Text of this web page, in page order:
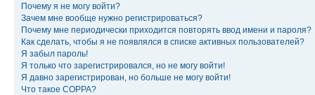
Почему я не могу войти?
Зачем мне вообще нужно регистрироваться?
Почему мне периодически приходится повторять ввод имени и пароля?
Как сделать, чтобы я не появлялся в списке активных пользователей?
Я забыл пароль!
Я только что зарегистрировался, но не могу войти!
Я давно зарегистрирован, но больше не могу войти!
Что такое COPPA?